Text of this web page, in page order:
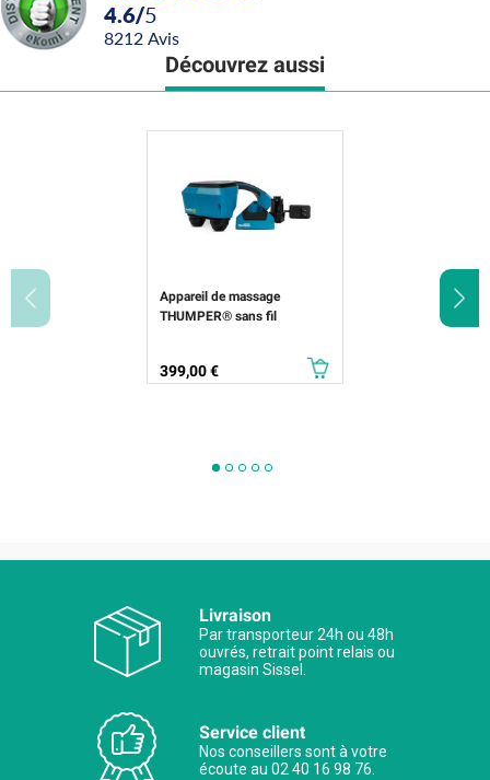
4.6/5
8212 avis
Découvrez aussi
Appareil de massage
THUMPER® sans fil
Prix
399,00 €
Livraison
Par transporteur 24h ou 48h
ouvrés, retrait point relais ou
magasin Sissel.
Service client
Nos conseillers sont à votre
écoute au 02 40 16 98 76.